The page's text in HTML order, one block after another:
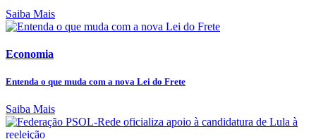
Saiba Mais
Economia
Entenda o que muda com a nova Lei do Frete
Saiba Mais